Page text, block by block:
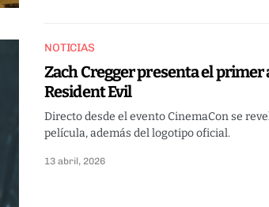
NOTICIAS
Zach Cregger presenta el primer
Resident Evil
Directo desde el evento CinemaCon se
película, además del logotipo oficial.
13 abril, 2026